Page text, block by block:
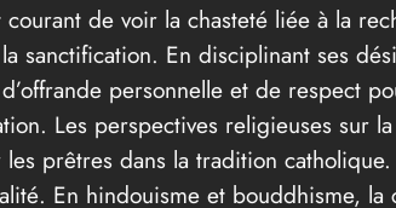
courant de voir la chasteté liée à la
sanctification. En disciplinant ses
personnelle et de respect
Les perspectives religieuses sur
prêtres dans la tradition
En hindouisme et bouddhisme,